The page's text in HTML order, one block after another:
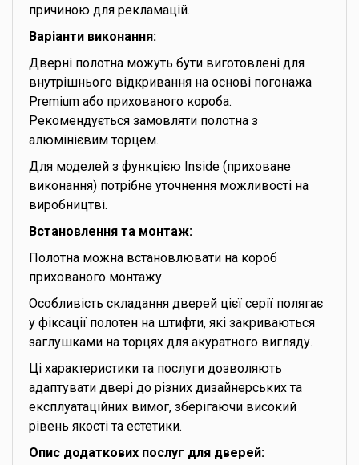
причиною для рекламацій.
Варіанти виконання:
Дверні полотна можуть бути виготовлені для
внутрішнього відкривання на основі погонажа
Premium або прихованого короба.
Рекомендується замовляти полотна з
алюмінієвим торцем.
Для моделей з функцією Inside (приховане
виконання) потрібне уточнення можливості на
виробництві.
Встановлення та монтаж:
Полотна можна встановлювати на короб
прихованого монтажу.
Особливість складання дверей цієї серії полягає
у фіксації полотен на штифти, які закриваються
заглушками на торцях для акуратного вигляду.
Ці характеристики та послуги дозволяють
адаптувати двері до різних дизайнерських та
експлуатаційних вимог, зберігаючи високий
рівень якості та естетики.
Опис додаткових послуг для дверей: